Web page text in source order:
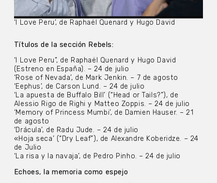
‘I Love Peru’, de Raphaël Quenard y Hugo David
Títulos de la sección Rebels:
‘I Love Peru”, de Raphaël Quenard y Hugo David
(Estreno en España). – 24 de julio
‘Rose of Nevada’, de Mark Jenkin. – 7 de agosto
‘Eephus’, de Carson Lund. – 24 de julio
‘La apuesta de Buffalo Bill’ (“Head or Tails?”), de
Alessio Rigo de Righi y Matteo Zoppis. – 24 de julio
‘Memory of Princess Mumbi’, de Damien Hauser. – 21
de agosto
‘Drácula’, de Radu Jude. – 24 de julio
«Hoja seca’ (“Dry Leaf”), de Alexandre Koberidze. – 24
de Julio
‘La risa y la navaja’, de Pedro Pinho. – 24 de julio
Echoes, la memoria como espejo